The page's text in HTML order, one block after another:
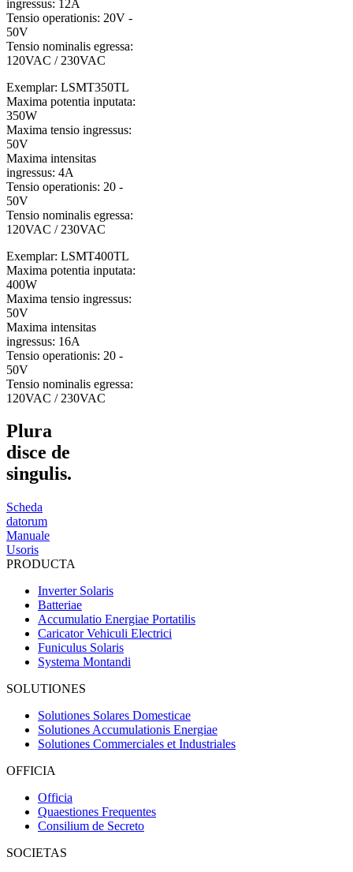
ingressus: 12A
Tensio operationis: 20V -
50V
Tensio nominalis egressa:
120VAC / 230VAC
Exemplar: LSMT350TL
Maxima potentia inputata:
350W
Maxima tensio ingressus:
50V
Maxima intensitas
ingressus: 4A
Tensio operationis: 20 -
50V
Tensio nominalis egressa:
120VAC / 230VAC
Exemplar: LSMT400TL
Maxima potentia inputata:
400W
Maxima tensio ingressus:
50V
Maxima intensitas
ingressus: 16A
Tensio operationis: 20 -
50V
Tensio nominalis egressa:
120VAC / 230VAC
Plura
disce de
singulis.
Scheda
datorum
Manuale
Usoris
PRODUCTA
Inverter Solaris
Batteriae
Accumulatio Energiae Portatilis
Caricator Vehiculi Electrici
Funiculus Solaris
Systema Montandi
SOLUTIONES
Solutiones Solares Domesticae
Solutiones Accumulationis Energiae
Solutiones Commerciales et Industriales
OFFICIA
Officia
Quaestiones Frequentes
Consilium de Secreto
SOCIETAS